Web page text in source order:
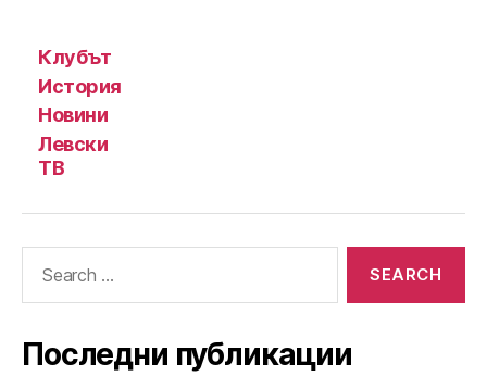
Клубът
История
Новини
Левски
ТВ
Последни публикации